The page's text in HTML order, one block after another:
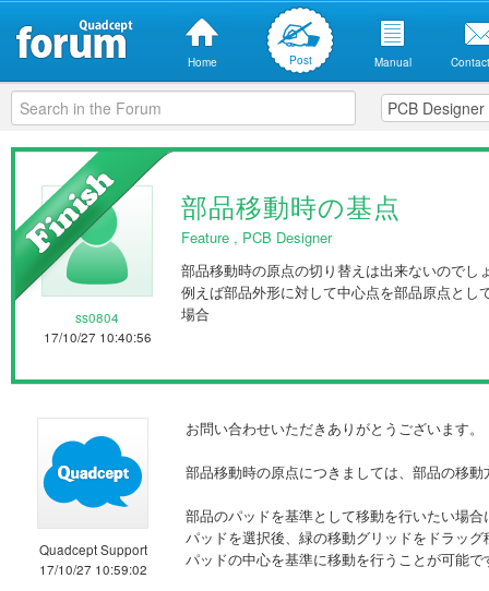
Home Post Manual
ss0804
17/10/27 10:40:56
部品移動時の基点
Feature , PCB Designer
部品移動時の原点の切り替えは出来ないのでし
例えば部品外形に対して中心点を部品原点と
場合
Quadcept Support
17/10/27 10:59:02
お問い合わせいただきありがとうございます。
部品移動時の原点につきましては、部品の移
部品のパッドを基準として移動を行いたい場
パッドを選択後、緑の移動グリッドをドラッ
パッドの中心を基準に移動を行うことが可能で